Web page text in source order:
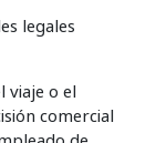
legales
viaje o el
comercial